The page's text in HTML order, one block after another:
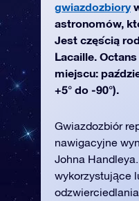
gwiazdozbiory
astronomów,
Jest częścią
Lacaille.
miejscu:
+5° do -90°).
Gwiazdozbiór
nawigacyjne
Johna
wykorzystujące